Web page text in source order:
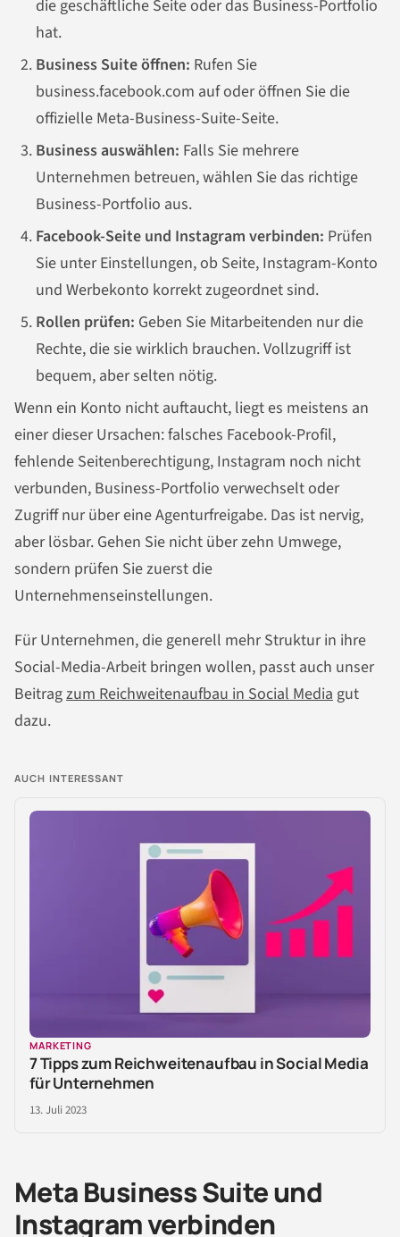
die geschäftliche Seite oder das Business-Portfolio
hat.
Business Suite öffnen: Rufen Sie
business.facebook.com auf oder öffnen Sie die
offizielle Meta-Business-Suite-Seite.
Business auswählen: Falls Sie mehrere
Unternehmen betreuen, wählen Sie das richtige
Business-Portfolio aus.
Facebook-Seite und Instagram verbinden: Prüfen
Sie unter Einstellungen, ob Seite, Instagram-Konto
und Werbekonto korrekt zugeordnet sind.
Rollen prüfen: Geben Sie Mitarbeitenden nur die
Rechte, die sie wirklich brauchen. Vollzugriff ist
bequem, aber selten nötig.
Wenn ein Konto nicht auftaucht, liegt es meistens an
einer dieser Ursachen: falsches Facebook-Profil,
fehlende Seitenberechtigung, Instagram noch nicht
verbunden, Business-Portfolio verwechselt oder
Zugriff nur über eine Agenturfreigabe. Das ist nervig,
aber lösbar. Gehen Sie nicht über zehn Umwege,
sondern prüfen Sie zuerst die
Unternehmenseinstellungen.
Für Unternehmen, die generell mehr Struktur in ihre
Social-Media-Arbeit bringen wollen, passt auch unser
Beitragzum Reichweitenaufbau in Social Media gut
dazu.
AUCH INTERESSANT
MARKETING
7 Tipps zum Reichweitenaufbau in Social Media
für Unternehmen
13. Juli 2023
Meta Business Suite und
Instagram verbinden